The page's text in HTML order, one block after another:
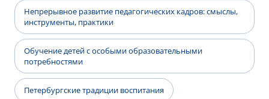
Непрерывное развитие педагогических кадров: смыслы,
инструменты, практики
Обучение детей с особыми образовательными
потребностями
Петербургские традиции воспитания